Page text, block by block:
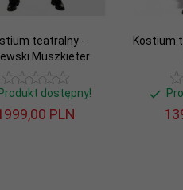
teatralny -
Muszkieter
dostępny!
00 PLN
Kostium